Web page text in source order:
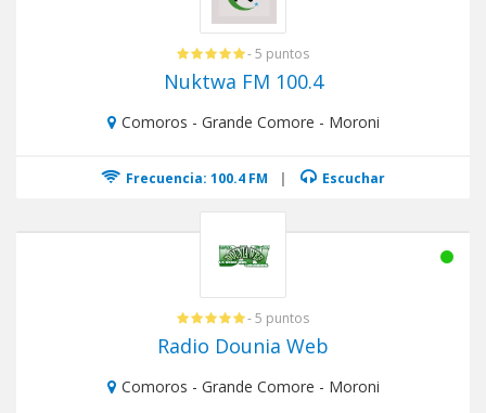
- 5 puntos
Nuktwa FM 100.4
Comoros - Grande Comore - Moroni
Frecuencia: 100.4 FM | Escuchar
- 5 puntos
Radio Dounia Web
Comoros - Grande Comore - Moroni